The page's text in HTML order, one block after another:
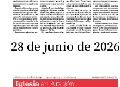
28 de junio de 2026